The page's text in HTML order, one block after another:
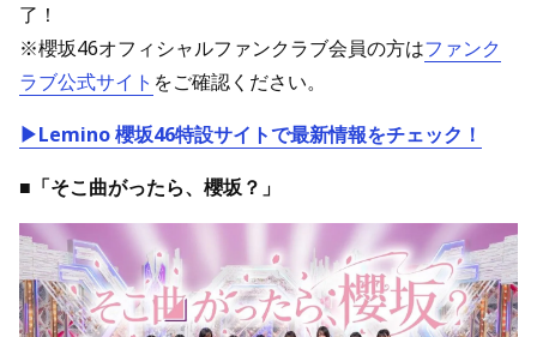
了！
※櫻坂46オフィシャルファンクラブ会員の方はファンク
ラブ公式サイト をご確認ください。
▶Lemino 櫻坂46特設サイトで最新情報をチェック！
■「そこ曲がったら、櫻坂？」